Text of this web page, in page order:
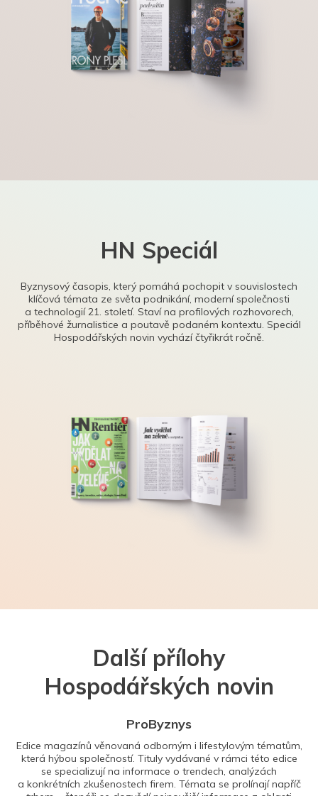
HN Speciál
Byznysový časopis, který pomáhá pochopit v souvislostech
klíčová témata ze světa podnikání, moderní společnosti
a technologií 21. století. Staví na profilových rozhovorech,
příběhové žurnalistice a poutavě podaném kontextu. Speciál
Hospodářských novin vychází čtyřikrát ročně.
Další přílohy
Hospodářských novin
ProByznys
Edice magazínů věnovaná odborným i lifestylovým tématům,
která hýbou společností. Tituly vydávané v rámci této edice
se specializují na informace o trendech, analýzách
a konkrétních zkušenostech firem. Témata se prolínají napříč